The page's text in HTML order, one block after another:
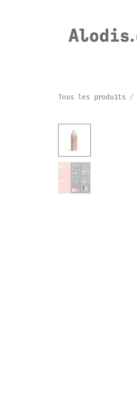
Tous les produits